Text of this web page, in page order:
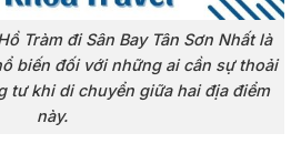
Tràm đi Sân Bay Tân Sơn Nhấtlà
biến đối với những ai cần sự thoải
tư khi di chuyển giữa hai địa điểm
này.